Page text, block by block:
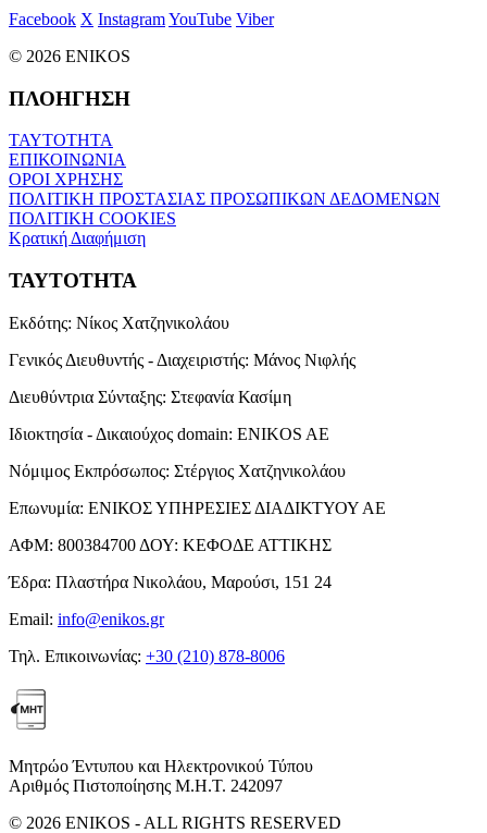
Facebook X InstagramYouTube Viber
© 2026 ENIKOS
ΠΛΟΗΓΗΣΗ
ΤΑΥΤΟΤΗΤΑ
ΕΠΙΚΟΙΝΩΝΙΑ
ΟΡΟΙ ΧΡΗΣΗΣ
ΠΟΛΙΤΙΚΗ ΠΡΟΣΤΑΣΙΑΣ ΠΡΟΣΩΠΙΚΩΝ ΔΕΔΟΜΕΝΩΝ
ΠΟΛΙΤΙΚΗ COOKIES
Κρατική Διαφήμιση
ΤΑΥΤΟΤΗΤΑ
Εκδότης: Νίκος Χατζηνικολάου
Γενικός Διευθυντής - Διαχειριστής: Μάνος Νιφλής
Διευθύντρια Σύνταξης: Στεφανία Κασίμη
Ιδιοκτησία - Δικαιούχος domain: ENIKOS AE
Νόμιμος Εκπρόσωπος: Στέργιος Χατζηνικολάου
Επωνυμία: ΕΝΙΚΟΣ ΥΠΗΡΕΣΙΕΣ ΔΙΑΔΙΚΤΥΟΥ ΑΕ
ΑΦΜ: 800384700 ΔΟΥ: ΚΕΦΟΔΕ ΑΤΤΙΚΗΣ
Έδρα: Πλαστήρα Νικολάου, Μαρούσι, 151 24
Email: info@enikos.gr
Τηλ. Επικοινωνίας: +30 (210) 878-8006
Μητρώο Έντυπου και Ηλεκτρονικού Τύπου
Αριθμός Πιστοποίησης Μ.Η.Τ. 242097
© 2026 ENIKOS - ALL RIGHTS RESERVED